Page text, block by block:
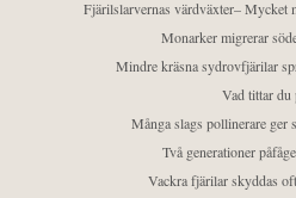
Fjärilslarvernas värdväxter– Mycket
Monarker migrerar
Mindre kräsna sydrovfjärilar
Vad tittar du
Många slags pollinerare ger
Två generationer
Vackra fjärilar skyddas